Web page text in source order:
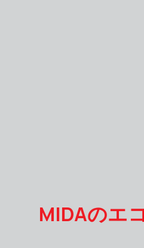
MIDAのエ